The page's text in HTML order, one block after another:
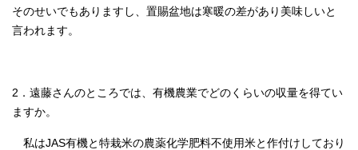
そのせいでもありますし、置賜盆地は寒暖の差があり美味しいと
言われます。
2．遠藤さんのところでは、有機農業でどのくらいの収量を得てい
ますか。
私はJAS有機と特栽米の農薬化学肥料不使用米と作付けしており